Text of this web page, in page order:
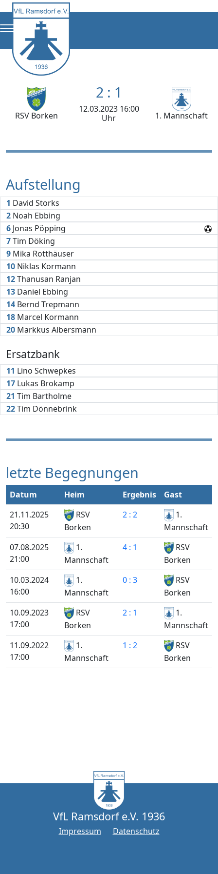
RSV Borken
2 : 1
12.03.2023 16:00
Uhr
1. Mannschaft
Aufstellung
1 David Storks
2 Noah Ebbing
6 Jonas Pöpping
7Tim Döking
9 Mika Rotthäuser
10 Niklas Kormann
12Thanusan Ranjan
13 Daniel Ebbing
14 Bernd Trepmann
18 Marcel Kormann
20 Markkus Albersmann
Ersatzbank
11 Lino Schwepkes
17 Lukas Brokamp
21 Tim Bartholme
22Tim Dönnebrink
letzte Begegnungen
Datum Heim Ergebnis
Gast
21.11.2025
20:30
RSV
Borken
2 : 2
1.
Mannschaft
07.08.2025
21:00
1.
Mannschaft
4 : 1
RSV
Borken
10.03.2024
16:00
1.
Mannschaft
0 : 3
RSV
Borken
10.09.2023
17:00
RSV
Borken
2 : 1
1.
Mannschaft
11.09.2022
17:00
1.
Mannschaft
1 : 2
RSV
Borken
VfL Ramsdorf e.V. 1936
Impressum Datenschutz